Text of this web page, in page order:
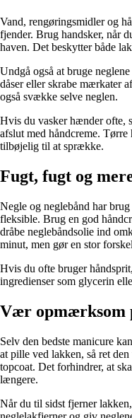
Vand, rengøringsmidler og
fjender. Brug handsker, når
haven. Det beskytter både
Undgå også at bruge
dåser eller skrabe mærkater
også svække selve neglen.
Hvis du vasker hænder ofte,
afslut med håndcreme.
tilbøjelig til at sprække.
Fugt, fugt og
Negle og neglebånd har
fleksible. Brug en god
dråbe neglebåndsolie ind
minut, men gør en stor
Hvis du ofte bruger
ingredienser som glycerin
Vær opmærksom
Selv den bedste manicure
at pille ved lakken, så ret
topcoat. Det forhindrer, at
længere.
Når du til sidst fjerner